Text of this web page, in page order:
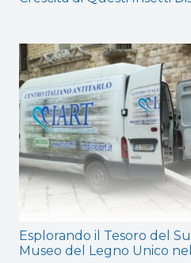
Esplorando il Tesoro del
Museo del Legno Unico